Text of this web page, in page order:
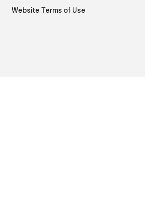
Website Terms of Use